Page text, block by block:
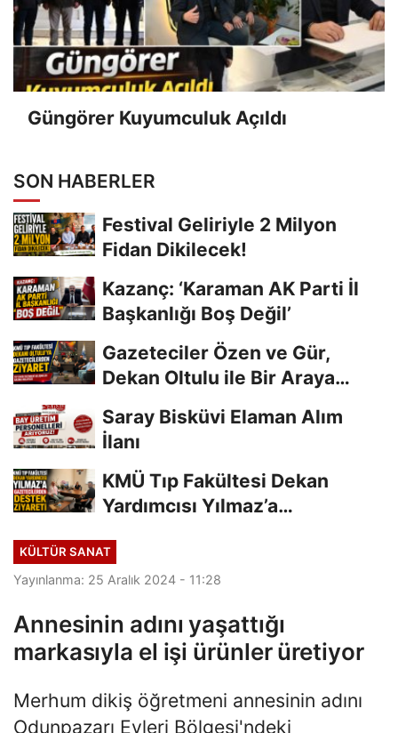
Güngörer Kuyumculuk Açıldı
SON HABERLER
Festival Geliriyle 2 Milyon
Fidan Dikilecek!
Kazanç: ‘Karaman AK Parti İl
Başkanlığı Boş Değil’
Gazeteciler Özen ve Gür,
Dekan Oltulu ile Bir Araya
Saray Bisküvi Elaman Alım
İlanı
KMÜ Tıp Fakültesi Dekan
Yardımcısı Yılmaz’a
KÜLTÜR SANAT
Yayınlanma: 25 Aralık 2024 - 11:28
Annesinin adını yaşattığı
markasıyla el işi ürünler üretiyor
Merhum dikiş öğretmeni annesinin adını
Odunpazarı Evleri Bölgesi'ndeki